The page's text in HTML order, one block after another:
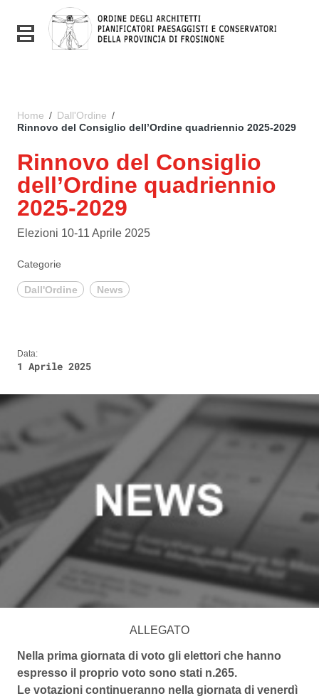
Vai ai contenuti
Vai al menu di navigazione
Vai al footer
Toggle navigation
Home / Dall'Ordine /
Rinnovo del Consiglio dell’Ordine quadriennio 2025-2029
Rinnovo del Consiglio
dell’Ordine quadriennio
2025-2029
Elezioni 10-11 Aprile 2025
Categorie
Dall'Ordine News
Data:
1 Aprile 2025
ALLEGATO
Nella prima giornata di voto gli elettori che hanno
espresso il proprio voto sono stati n.265.
Le votazioni continueranno nella giornata di venerdì